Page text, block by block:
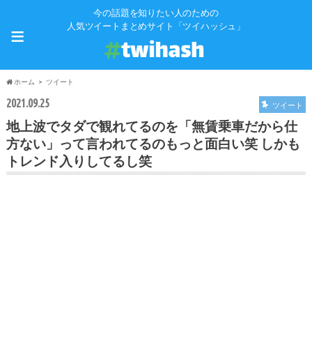
今の話題を知りたい人のための
人気ツイートまとめサイト「ツイハッシュ」
≡
ホーム ツイート
2021.09.25 ツイート
地上波でタダで観れてるのを「無賃乗車だから仕
方ない」って言われてるのもっと面白い笑 しかも
トレンド入りしてるし笑